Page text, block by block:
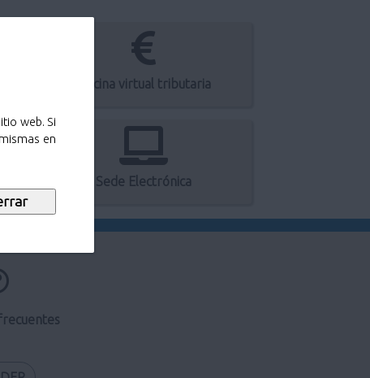
web. Si
en
Oficina virtual tributaria
Sede Electrónica